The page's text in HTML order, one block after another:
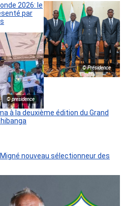
© Présidence
2026: le
par
© presidence
à la deuxième édition du Grand
nouveau sélectionneur des